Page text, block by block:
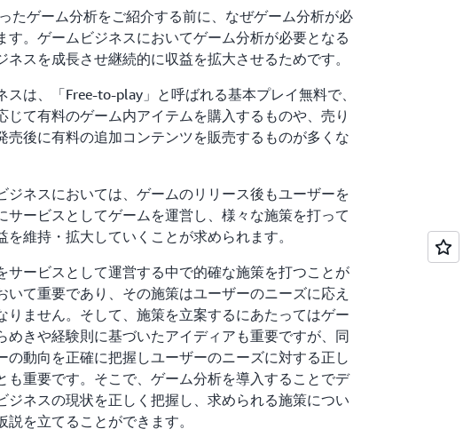
たゲーム分析をご紹介する前に、なぜゲーム分析が必
す。ゲームビジネスにおいてゲーム分析が必要となる
ネスを成長させ継続的に収益を拡大させるためです。
スは、「Free-to-play」と呼ばれる基本プレイ無料で、
じて有料のゲーム内アイテムを購入するものや、売り
売後に有料の追加コンテンツを販売するものが多くな
ジネスにおいては、ゲームのリリース後もユーザーを
サービスとしてゲームを運営し、様々な施策を打って
を維持・拡大していくことが求められます。
サービスとして運営する中で的確な施策を打つことが
いて重要であり、その施策はユーザーのニーズに応え
りません。そして、施策を立案するにあたってはゲー
めきや経験則に基づいたアイディアも重要ですが、同
の動向を正確に把握しユーザーのニーズに対する正し
も重要です。そこで、ゲーム分析を導入することでデ
ジネスの現状を正しく把握し、求められる施策につい
説を立てることができます。